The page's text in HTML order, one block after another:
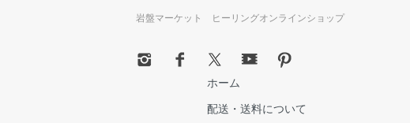
岩盤マーケット ヒーリングオンラインショップ
ホーム
配送・送料について